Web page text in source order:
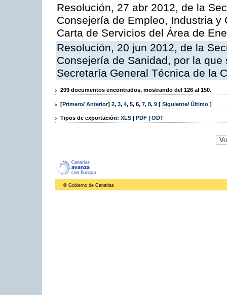
Resolución, 27 abr 2012, de la
Consejería de Empleo, Industria
Carta de Servicios del Área de
Resolución, 20 jun 2012, de la
Consejería de Sanidad, por la
Secretaría General Técnica de la
209 documentos encontrados, mostrando del 126 al 150.
[Primero/ Anterior] 2, 3, 4, 5, 6, 7, 8, 9 [ Siguiente/ Último ]
Tipos de exportación: XLS | PDF | ODT
© Gobierno de Canarias